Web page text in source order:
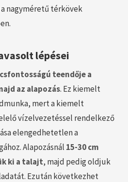
nagyméretű térkövek
lépései
teendője a
az alapozás. Ez kiemelt
mert a kiemelt
vízelvezetéssel rendelkező
elengedhetetlen a
Alapozásnál 15-30 cm
ki a talajt, majd pedig oldjuk
Ezután következhet